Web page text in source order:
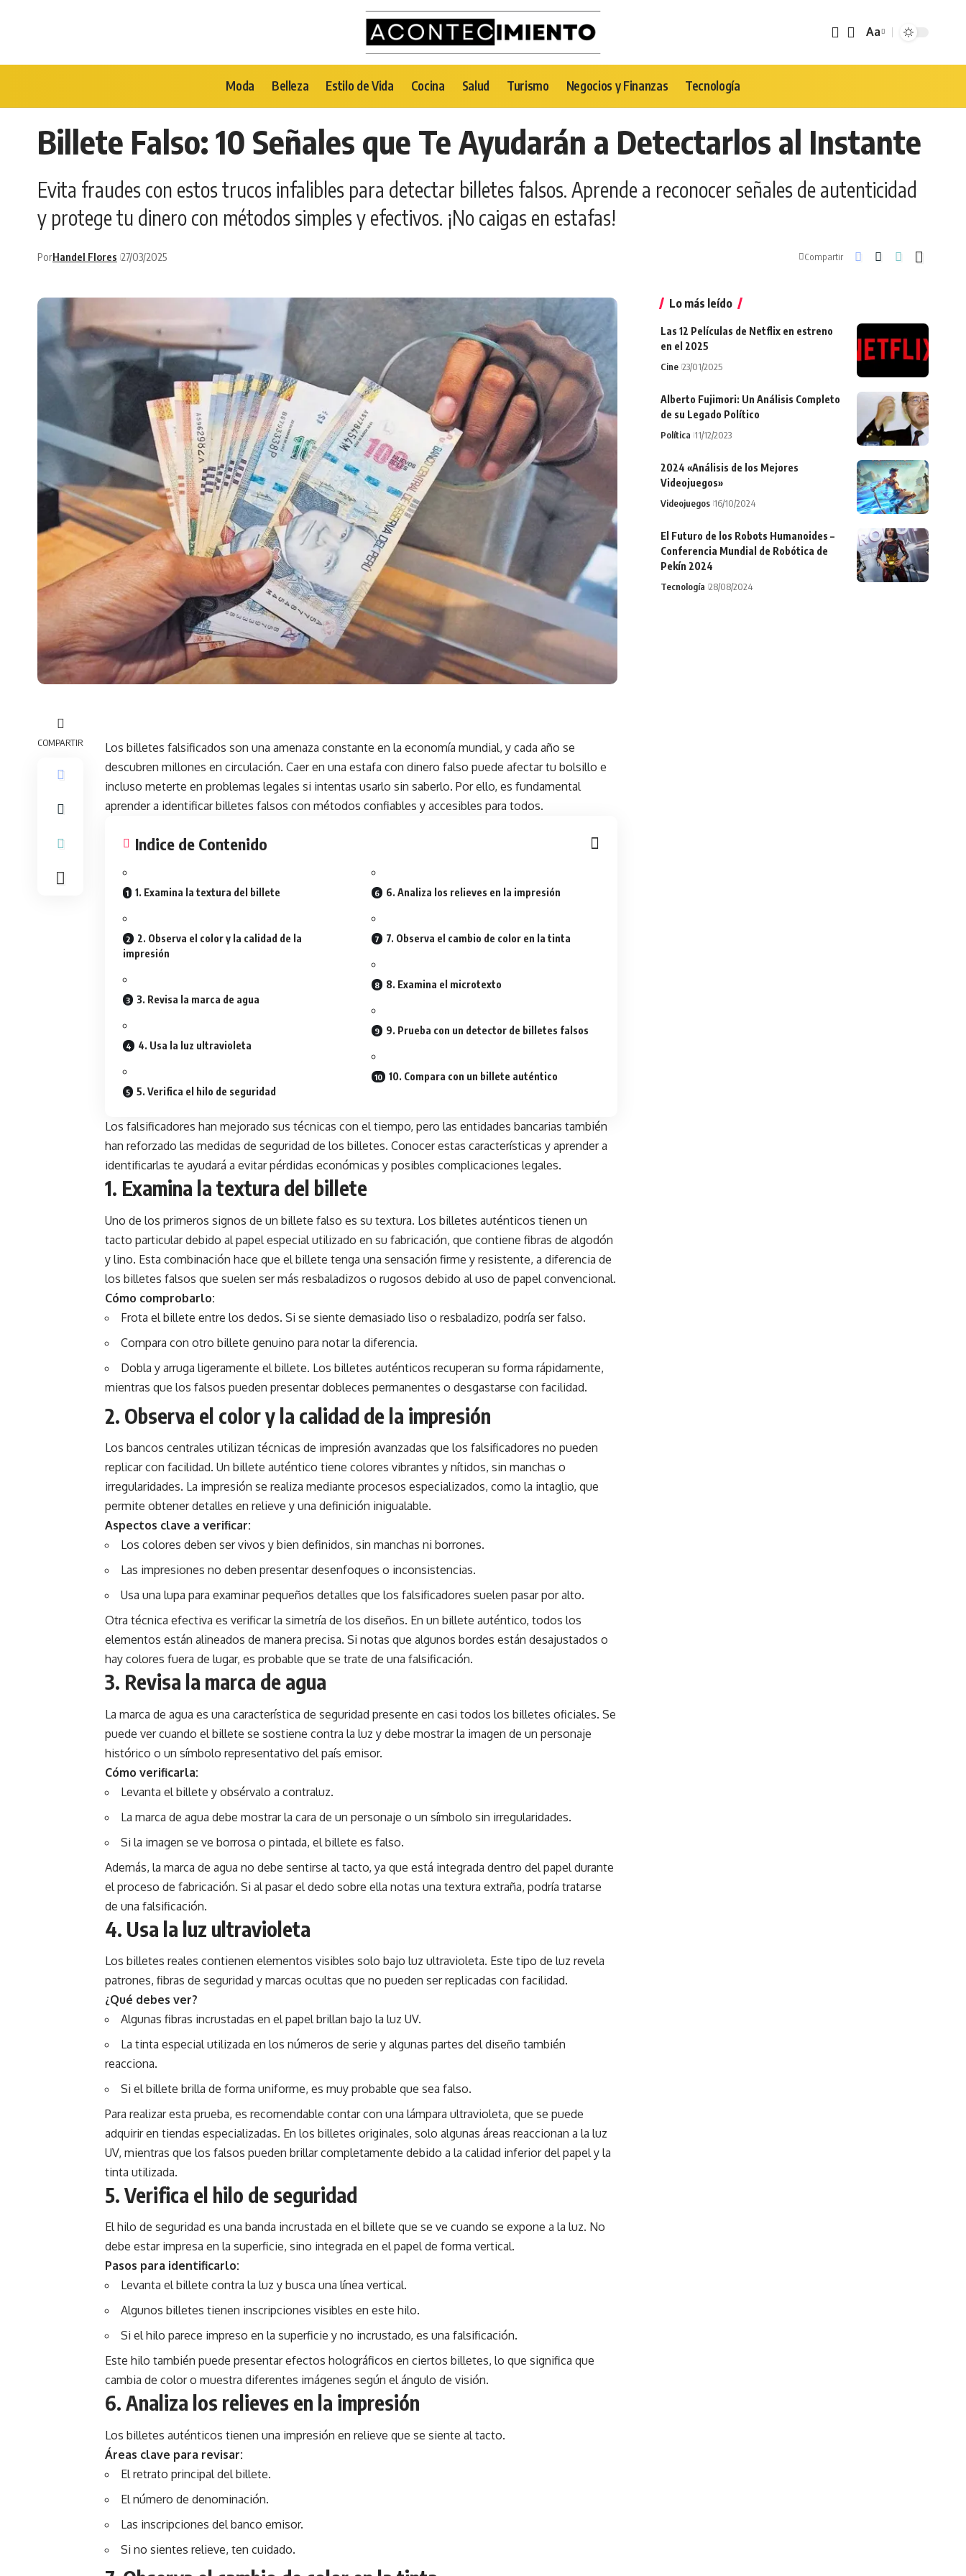
Tamaño
Aa
Moda Belleza Estilo de Vida Cocina Salud Turismo Negocios y Finanzas Tecnología
Billete Falso: 10 Señales que Te Ayudarán a Detectarlos al Instante
Evita fraudes con estos trucos infalibles para detectar billetes falsos. Aprende a reconocer señales de autenticidad
y protege tu dinero con métodos simples y efectivos. ¡No caigas en estafas!
PorHandel Flores 27/03/2025 Compartir
COMPARTIR
Los billetes falsificados son una amenaza constante en la economía mundial, y cada año se
descubren millones en circulación. Caer en una estafa con dinero falso puede afectar tu bolsillo e
incluso meterte en problemas legales si intentas usarlo sin saberlo. Por ello, es fundamental
aprender a identificar billetes falsos con métodos confiables y accesibles para todos.
Indice de Contenido
1. Examina la textura del billete
2. Observa el color y la calidad de la
impresión
3. Revisa la marca de agua
4. Usa la luz ultravioleta
5. Verifica el hilo de seguridad
6. Analiza los relieves en la impresión
7. Observa el cambio de color en la tinta
8. Examina el microtexto
9. Prueba con un detector de billetes falsos
10. Compara con un billete auténtico
Los falsificadores han mejorado sus técnicas con eltiempo, pero las entidades bancarias también
han reforzado las medidas de seguridad de los billetes. Conocer estas características y aprender a
identificarlas te ayudará a evitar pérdidas económicas y posibles complicaciones legales.
1. Examina la textura del billete
Uno de los primeros signos de un billete falso es su textura. Los billetes auténticos tienen un
tacto particular debido al papel especial utilizado en su fabricación, que contiene fibras de algodón
y lino. Esta combinación hace que el billete tenga una sensación firme y resistente, a diferencia de
los billetes falsos que suelen ser más resbaladizos o rugosos debido al uso de papel convencional.
Cómo comprobarlo:
Frota el billete entre los dedos. Si se siente demasiado liso o resbaladizo, podría ser falso.
Compara con otro billete genuino para notar la diferencia.
Dobla y arruga ligeramente el billete. Los billetes auténticos recuperan su forma rápidamente,
mientras que los falsos pueden presentar dobleces permanentes o desgastarse con facilidad.
2. Observa el color y la calidad de la impresión
Los bancos centrales utilizan técnicas de impresión avanzadas que los falsificadores no pueden
replicar con facilidad. Un billete auténtico tiene colores vibrantes y nítidos, sin manchas o
irregularidades. La impresión se realiza mediante procesos especializados, como la intaglio, que
permite obtener detalles en relieve y una definición inigualable.
Aspectos clave a verificar:
Los colores deben ser vivos y bien definidos, sin manchas ni borrones.
Las impresiones no deben presentar desenfoques o inconsistencias.
Usa una lupa para examinar pequeños detalles que los falsificadores suelen pasar por alto.
Otra técnica efectiva es verificar la simetría de los diseños. En un billete auténtico, todos los
elementos están alineados de manera precisa. Si notas que algunos bordes están desajustados o
hay colores fuera de lugar, es probable que se trate de una falsificación.
3. Revisa la marca de agua
La marca de agua es una característica de seguridad presente en casi todos los billetes oficiales. Se
puede ver cuando el billete se sostiene contra la luz y debe mostrar la imagen de un personaje
histórico o un símbolo representativo del país emisor.
Cómo verificarla:
Levanta el billete y obsérvalo a contraluz.
La marca de agua debe mostrar la cara de un personaje o un símbolo sin irregularidades.
Si la imagen se ve borrosa o pintada, el billete es falso.
Además, la marca de agua no debe sentirse al tacto, ya que está integrada dentro del papel durante
el proceso de fabricación. Si al pasar el dedo sobre ella notas una textura extraña, podría tratarse
de una falsificación.
4. Usa la luz ultravioleta
Los billetes reales contienen elementos visibles solo bajo luz ultravioleta. Este tipo de luz revela
patrones, fibras de seguridad y marcas ocultas que no pueden ser replicadas con facilidad.
¿Qué debes ver?
Algunas fibras incrustadas en el papel brillan bajo la luz UV.
La tinta especial utilizada en los números de serie y algunas partes del diseño también
reacciona.
Si el billete brilla de forma uniforme, es muy probable que sea falso.
Para realizar esta prueba, es recomendable contar con una lámpara ultravioleta, que se puede
adquirir en tiendas especializadas. En los billetes originales, solo algunas áreas reaccionan a la luz
UV, mientras que los falsos pueden brillar completamente debido a la calidad inferior del papel y la
tinta utilizada.
5. Verifica el hilo de seguridad
El hilo de seguridad es una banda incrustada en el billete que se ve cuando se expone a la luz. No
debe estar impresa en la superficie, sino integrada en el papel de forma vertical.
Pasos para identificarlo:
Levanta el billete contra la luz y busca una línea vertical.
Algunos billetes tienen inscripciones visibles en este hilo.
Si el hilo parece impreso en la superficie y no incrustado, es una falsificación.
Este hilo también puede presentar efectos holográficos en ciertos billetes, lo que significa que
cambia de color o muestra diferentes imágenes según el ángulo de visión.
6. Analiza los relieves en la impresión
Los billetes auténticos tienen una impresión en relieve que se siente al tacto.
Áreas clave para revisar:
El retrato principal del billete.
El número de denominación.
Las inscripciones del banco emisor.
Si no sientes relieve, ten cuidado.
Lo más leído
Las 12 Películas de Netflix en estreno
en el 2025
Cine 23/01/2025
Alberto Fujimori: Un Análisis Completo
de su Legado Político
Política 11/12/2023
2024 «Análisis de los Mejores
Videojuegos»
Videojuegos 16/10/2024
El Futuro de los Robots Humanoides –
Conferencia Mundial de Robótica de
Pekín 2024
Tecnología 28/08/2024